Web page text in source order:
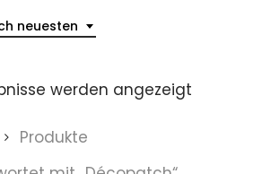
neuesten
werden angezeigt
Produkte